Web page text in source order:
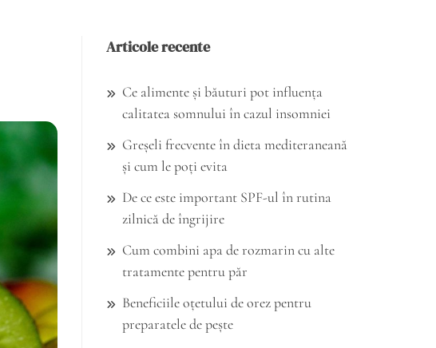
Articole recente
Ce alimente și băuturi pot influența
calitatea somnului în cazul insomniei
Greșeli frecvente în dieta mediteraneană
și cum le poți evita
De ce este important SPF-ul în rutina
zilnică de îngrijire
Cum combini apa de rozmarin cu alte
tratamente pentru păr
Beneficiile oțetului de orez pentru
preparatele de pește